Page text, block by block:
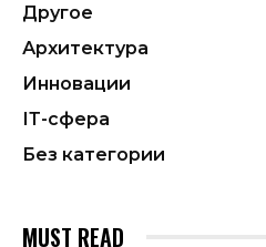
Другое
Архитектура
Инновации
ІТ-сфера
Без категории
MUST READ